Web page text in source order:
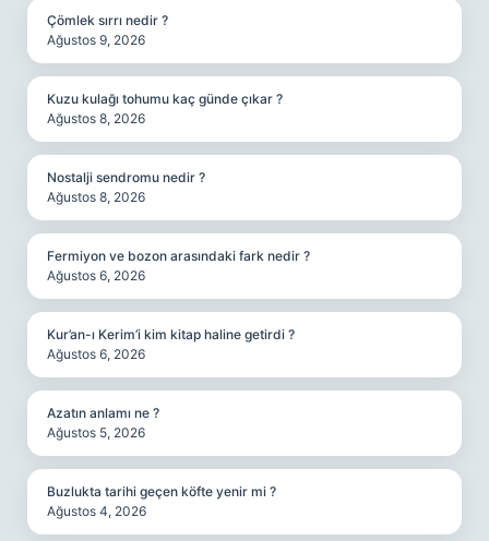
Çömlek sırrı nedir ?
Ağustos 9, 2026
Kuzu kulağı tohumu kaç günde çıkar ?
Ağustos 8, 2026
Nostalji sendromu nedir ?
Ağustos 8, 2026
Fermiyon ve bozon arasındaki fark nedir ?
Ağustos 6, 2026
Kur’an-ı Kerim’i kim kitap haline getirdi ?
Ağustos 6, 2026
Azatın anlamı ne ?
Ağustos 5, 2026
Buzlukta tarihi geçen köfte yenir mi ?
Ağustos 4, 2026